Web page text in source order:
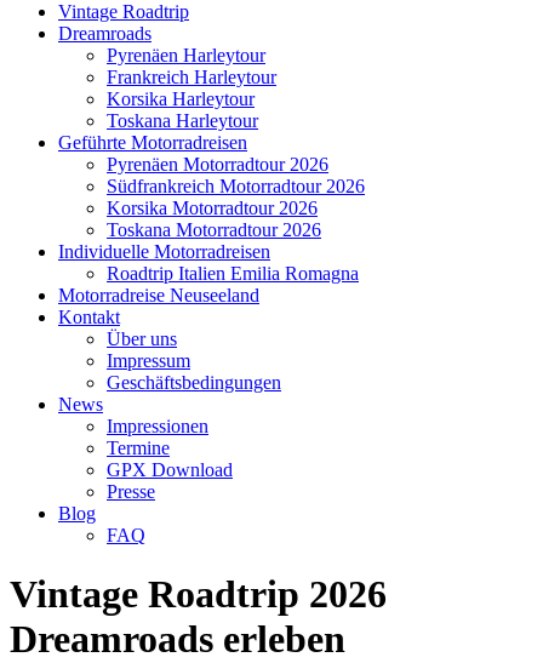
Vintage Roadtrip
Dreamroads
Pyrenäen Harleytour
Frankreich Harleytour
Korsika Harleytour
Toskana Harleytour
Geführte Motorradreisen
Pyrenäen Motorradtour 2026
Südfrankreich Motorradtour 2026
Korsika Motorradtour 2026
Toskana Motorradtour 2026
Individuelle Motorradreisen
Roadtrip Italien Emilia Romagna
Motorradreise Neuseeland
Kontakt
Über uns
Impressum
Geschäftsbedingungen
News
Impressionen
Termine
GPX Download
Presse
Blog
FAQ
Vintage Roadtrip 2026
Dreamroads erleben